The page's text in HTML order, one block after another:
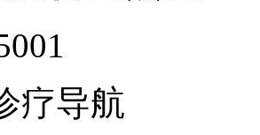
疗导航